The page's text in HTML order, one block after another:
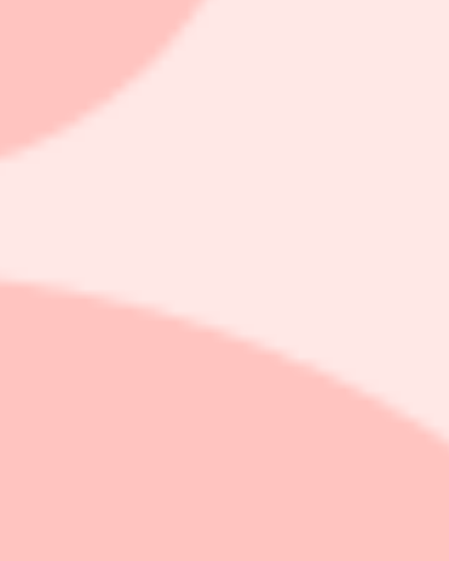
perform. Riktkursen är fortsatt 59 kronor.